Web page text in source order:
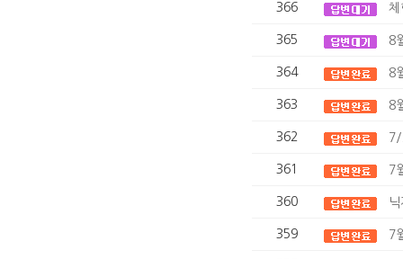
366 체
365 8
364 8
363 8
362 7/
361 7
360
359 7